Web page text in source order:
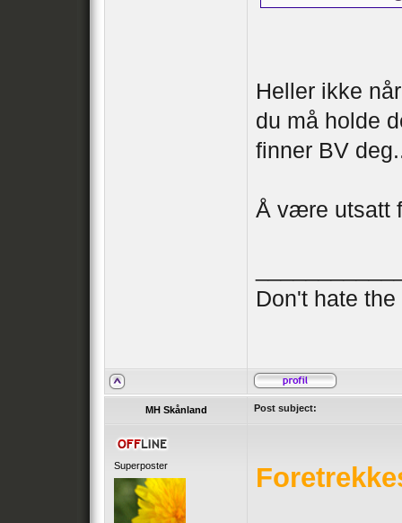
Heller ikke
du må holde
finner BV
Å være utsatt
Don't hate
MH Skånland Post subject:
Superposter